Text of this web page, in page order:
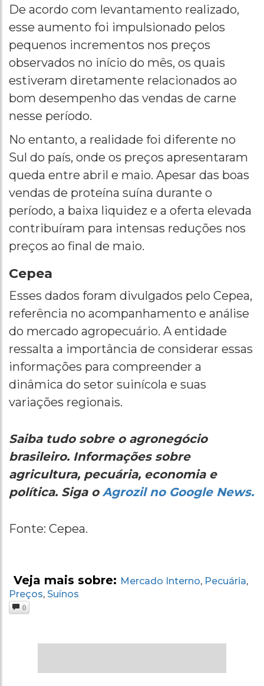
De acordo com levantamento realizado,
esse aumento foi impulsionado pelos
pequenos incrementos nos preços
observados no início do mês, os quais
estiveram diretamente relacionados ao
bom desempenho das vendas de carne
nesse período.
No entanto, a realidade foi diferente no
Sul do país, onde os preços apresentaram
queda entre abril e maio. Apesar das boas
vendas de proteína suína durante o
período, a baixa liquidez e a oferta elevada
contribuíram para intensas reduções nos
preços ao final de maio.
Cepea
Esses dados foram divulgados pelo Cepea,
referência no acompanhamento e análise
do mercado agropecuário. A entidade
ressalta a importância de considerar essas
informações para compreender a
dinâmica do setor suinícola e suas
variações regionais.
Saiba tudo sobre o agronegócio
brasileiro. Informações sobre
agricultura, pecuária, economia e
política. Siga o Agrozil no Google News.
Fonte: Cepea.
Veja mais sobre: Mercado Interno, Pecuária,
Preços, Suínos
0